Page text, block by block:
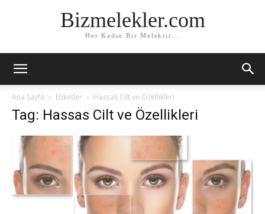
Bizmelekler.com
Her Kadın Bir Melektir...
Ana Sayfa Etiketler Hassas Cilt ve Özellikleri
Tag: Hassas Cilt ve Özellikleri